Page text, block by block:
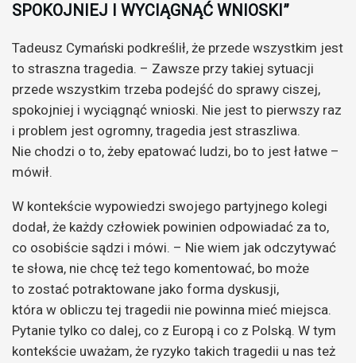
SPOKOJNIEJ I WYCIĄGNĄĆ WNIOSKI”
Tadeusz Cymański podkreślił, że przede wszystkim jest
to straszna tragedia. – Zawsze przy takiej sytuacji
przede wszystkim trzeba podejść do sprawy ciszej,
spokojniej i wyciągnąć wnioski. Nie jest to pierwszy raz
i problem jest ogromny, tragedia jest straszliwa.
Nie chodzi o to, żeby epatować ludzi, bo to jest łatwe –
mówił.
W kontekście wypowiedzi swojego partyjnego kolegi
dodał, że każdy człowiek powinien odpowiadać za to,
co osobiście sądzi i mówi. – Nie wiem jak odczytywać
te słowa, nie chcę też tego komentować, bo może
to zostać potraktowane jako forma dyskusji,
która w obliczu tej tragedii nie powinna mieć miejsca.
Pytanie tylko co dalej, co z Europą i co z Polską. W tym
kontekście uważam, że ryzyko takich tragedii u nas też